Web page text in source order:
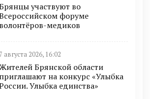
участвуют во
форуме
волонтёров-медиков
7 августа 2026, 16:02
Брянской области
приглашают на конкурс «Улыбка
Улыбка единства»